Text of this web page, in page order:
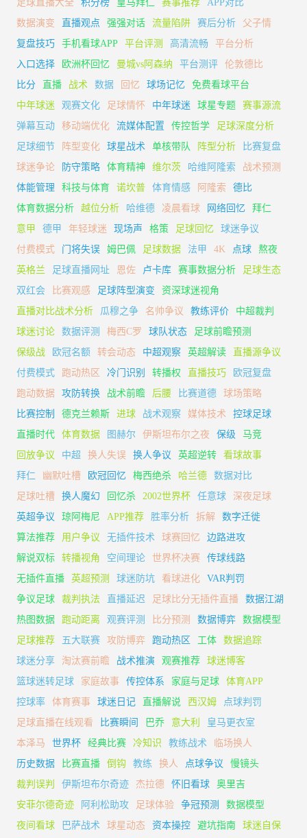
足球直播大全 积分榜 皇马拜仁 赛事推荐
APP对比
数据演变
直播观点 强强对话 流量陷阱 赛后分析
父子情
复盘技巧
手机看球APP 平台评测 高清流畅
平台分析
入口选择
欧洲杯回忆 曼城vs阿森纳 平台测评
伦敦德比
比分
直播 战术 数据 回忆 球场记忆
免费看球平台
中年球迷
观赛文化 足球情怀 中年球迷 球星专题
赛事源流
弹幕互动
移动端优化 流媒体配置 传控哲学
足球深度分析
足球细节
阵型变化 球星战术 单核带队 阵型分析
比赛复盘
球迷争论
防守策略 体育精神 维尔茨 哈维阿隆索
战术预测
体能管理
科技与体育 诺坎普 体育情感 阿隆索
德比
体育数据分析
越位分析 哈维德 凌晨看球 网络回忆
拜仁
意甲
德甲 年轻球迷 现场声 格策 足球回忆
球迷争议
付费模式
门将失误 姆巴佩 足球数据 法甲 4K 点球
熬夜
英格兰
足球直播网址 恩佐 卢卡库 赛事数据分析
足球生态
双红会
比赛观感 足球阵型演变
资深球迷视角
直播对比战术分析
瓜穆之争 名帅争议 教练评价
中超裁判
球迷讨论
数据评测 梅西C罗 球队状态
足球前瞻预测
保级战
欧冠名额 转会动态 中超观察 英超解读
直播源争议
付费模式
跑动热区 冷门识别 转播权 直播技巧
欧冠复盘
跑动数据
攻防转换 战术前瞻 后腰 比赛道德
球场策略
比赛控制
德克兰赖斯 进球 战术观察 媒体技术
控球足球
直播时代
体育数据 图赫尔 伊斯坦布尔之夜 保级
马竞
回放争议
中超 换人失误 换人争议 英超逆转
看球故事
拜仁
幽默吐槽 欧冠回忆 梅西绝杀 哈兰德
数据对比
足球吐槽
换人魔幻 回忆杀 2002世界杯 任意球
深夜足球
英超争议
琼阿梅尼 APP推荐 胜率分析 拆解
数字迁徙
算法推荐
用户争议 无插件技术 球赛回忆
边路进攻
解说双标
转播视角 空间理论 世界杯决赛
传球线路
无插件直播
英超预测 球迷防坑 看球进化
VAR判罚
争议足球
裁判执法 直播延迟 足球比分无插件直播
数据江湖
热图数据
跑动距离 观赛评测 比分预测 数据博弈
数据模型
足球推荐
五大联赛 攻防博弈 跑动热区 工体
数据追踪
球迷分享
淘汰赛前瞻 战术推演 观赛推荐
球迷博客
篮球迷转足球
家庭故事 传控体系 家庭与足球
体育APP
控球率
体育赛事 球迷日记 直播解说 西汉姆
点球判罚
足球直播在线观看
比赛瞬间 巴乔 意大利
皇马更衣室
本泽马
世界杯 经典比赛 冷知识 教练战术
临场换人
历史数据
比赛直播 倒钩 教练 换人 点球争议
慢镜头
裁判误判
伊斯坦布尔奇迹 杰拉德 怀旧看球
奥里吉
安菲尔德奇迹
阿利松助攻 足球体验 争冠预测
数据模型
夜间看球
巴萨战术 球星动态 资本操控 避坑指南
球迷自保